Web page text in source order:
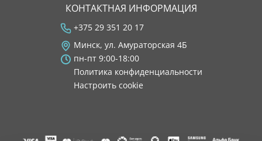
КОНТАКТНАЯ ИНФОРМАЦИЯ
+375 29 351 20 17
Минск, ул. Амураторская 4Б
пн-пт 9:00-18:00
Политика конфиденциальности
Настроить cookie